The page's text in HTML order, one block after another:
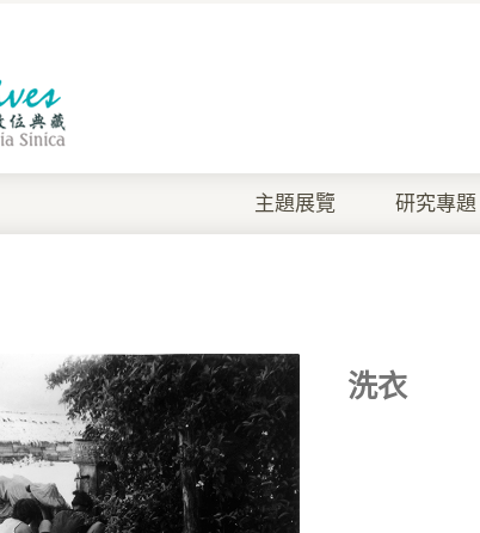
主題展覽 研究專題
洗衣